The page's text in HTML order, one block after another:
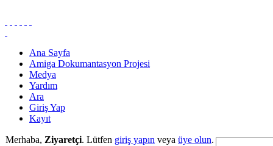
Ana Sayfa
Amiga Dokumantasyon Projesi
Medya
Yardım
Ara
Giriş Yap
Kayıt
Merhaba, Ziyaretçi. Lütfen giriş yapın veya üye olun.